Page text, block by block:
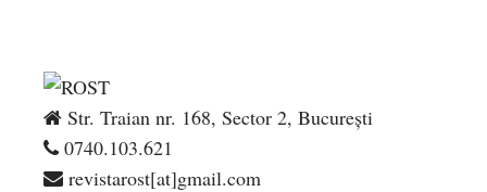
Str. Traian nr. 168, Sector 2, București
0740.103.621
revistarost[at]gmail.com